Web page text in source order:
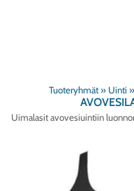
Tuoteryhmät‪» Uinti ‪»
Uimalasit avovesiuintiin